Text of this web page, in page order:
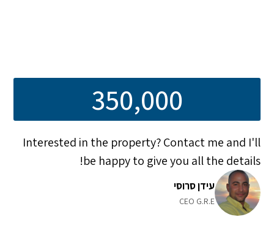
350,000
Interested in the property? Contact me and I'll
be happy to give you all the details!
עידן סרוסי
CEO G.R.E